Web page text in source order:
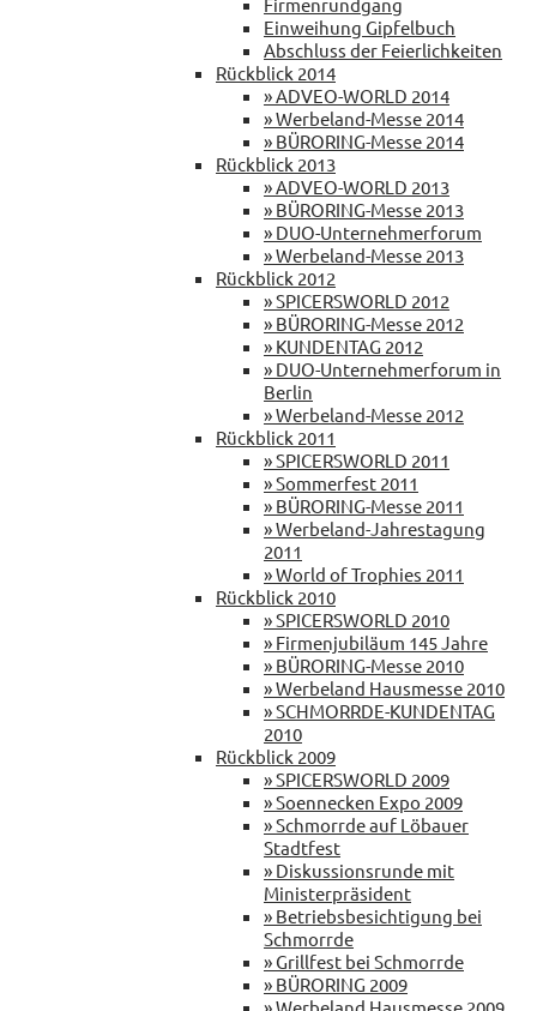
Einweihung Gipfelbuch
Abschluss der Feierlichkeiten
Rückblick 2014
» ADVEO-WORLD 2014
» Werbeland-Messe 2014
» BÜRORING-Messe 2014
Rückblick 2013
» ADVEO-WORLD 2013
» BÜRORING-Messe 2013
» DUO-Unternehmerforum
» Werbeland-Messe 2013
Rückblick 2012
» SPICERSWORLD 2012
» BÜRORING-Messe 2012
» KUNDENTAG 2012
» DUO-Unternehmerforum in
Berlin
» Werbeland-Messe 2012
Rückblick 2011
» SPICERSWORLD 2011
» Sommerfest 2011
» BÜRORING-Messe 2011
» Werbeland-Jahrestagung
2011
» World of Trophies 2011
Rückblick 2010
» SPICERSWORLD 2010
» Firmenjubiläum 145 Jahre
» BÜRORING-Messe 2010
» Werbeland Hausmesse 2010
» SCHMORRDE-KUNDENTAG
2010
Rückblick 2009
» SPICERSWORLD 2009
» Soennecken Expo 2009
» Schmorrde auf Löbauer
Stadtfest
» Diskussionsrunde mit
Ministerpräsident
» Betriebsbesichtigung bei
Schmorrde
» Grillfest bei Schmorrde
» BÜRORING 2009